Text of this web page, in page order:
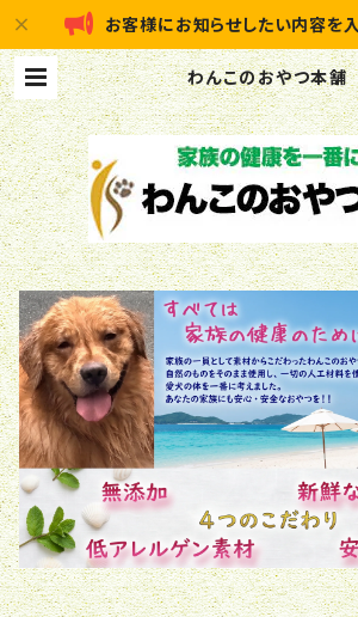
お客様にお知らせしたい内容を
わんこのおやつ本舗